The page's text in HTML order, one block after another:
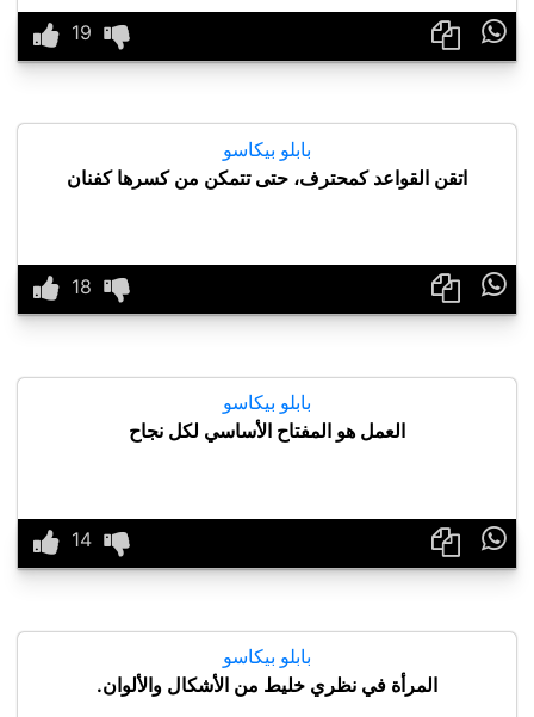

بابلو بيكاسو
اتقن القواعد كمحترف، حتى تتمكن من كسرها كفنان

بابلو بيكاسو
العمل هو المفتاح الأساسي لكل نجاح

بابلو بيكاسو
المرأة في نظري خليط من الأشكال والألوان.